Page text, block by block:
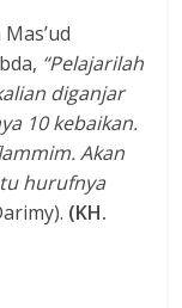
“Pelajarilah
diganjar
10 kebaikan.
Akan
hurufnya
(KH.